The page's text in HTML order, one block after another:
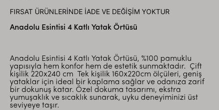
FIRSAT ÜRÜNLERİNDE İADE VE DEĞİŞİM YOKTUR
Anadolu Esintisi 4 Katlı Yatak Örtüsü
Anadolu Esintisi 4 Katlı Yatak Örtüsü, %100 pamuklu
yapısıyla hem konfor hem de estetik sunmaktadır. Çift
kişilik 220x240 cm Tek kişilik 160x220cm ölçüleri, geniş
yataklar için ideal bir kaplama sağlar ve odanıza zarif
bir dokunuş katar. Özel dokuma tasarımı, ekstra
yumuşaklık ve sıcaklık sunarak, uyku deneyiminizi üst
seviyeye taşır.